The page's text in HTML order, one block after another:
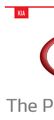
KIA